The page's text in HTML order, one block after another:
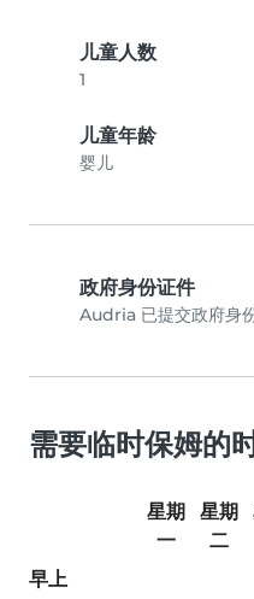
儿童人数
1
儿童年龄
婴儿
政府身份证件
Audria 已提交政府身
需要临时保姆的
星期
一
星期
二
早上